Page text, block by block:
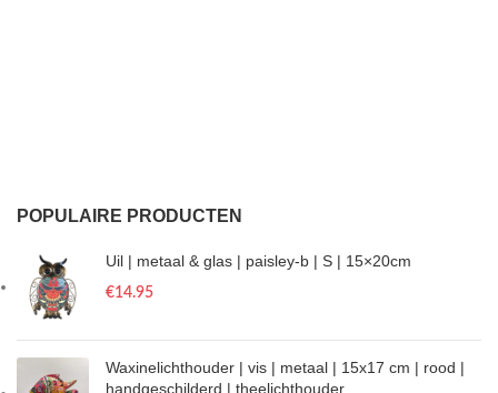
POPULAIRE PRODUCTEN
Uil | metaal & glas | paisley-b | S | 15×20cm
€14.95
Waxinelichthouder | vis | metaal | 15x17 cm | rood |
handgeschilderd | theelichthouder